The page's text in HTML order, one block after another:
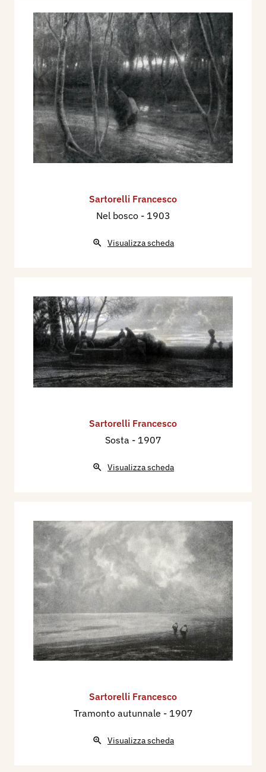
Sartorelli Francesco
Nel bosco - 1903
Visualizza scheda
Sartorelli Francesco
Sosta - 1907
Visualizza scheda
Sartorelli Francesco
Tramonto autunnale - 1907
Visualizza scheda